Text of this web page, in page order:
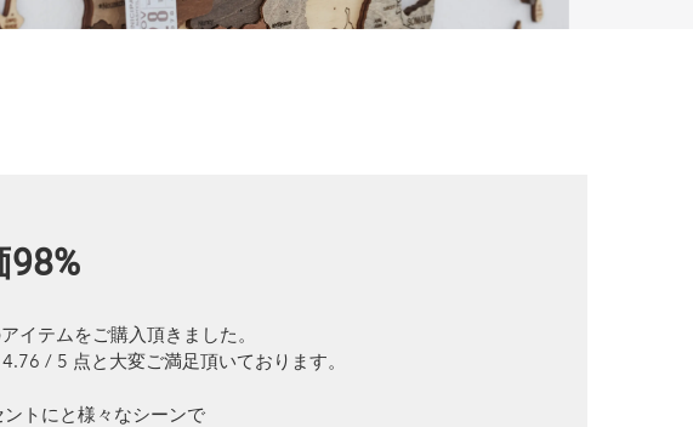
イテムをご購入頂きました。
/ 5 点と大変ご満足頂いております。
トにと様々なシーンで